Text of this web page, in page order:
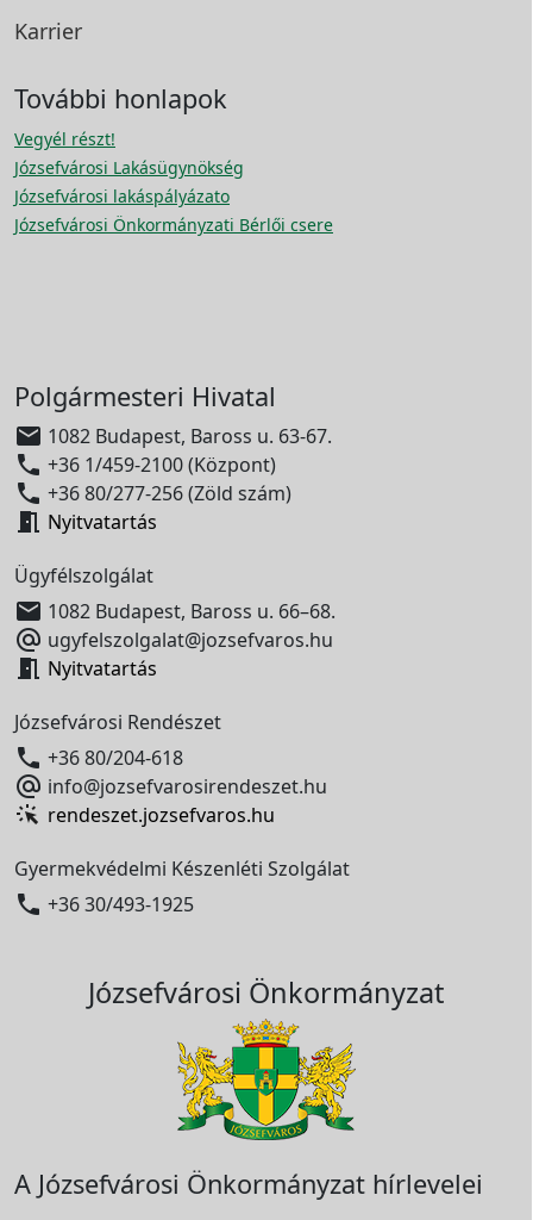
Karrier
További honlapok
Vegyél részt!
Józsefvárosi Lakásügynökség
Józsefvárosi lakáspályázato
Józsefvárosi Önkormányzati Bérlői csere
Polgármesteri Hivatal
 1082 Budapest, Baross u. 63-67.
 +36 1/459-2100 (Központ)
 +36 80/277-256 (Zöld szám)
 Nyitvatartás
Ügyfélszolgálat
 1082 Budapest, Baross u. 66–68.
 ugyfelszolgalat@jozsefvaros.hu
 Nyitvatartás
Józsefvárosi Rendészet
 +36 80/204-618
 info@jozsefvarosirendeszet.hu
rendeszet.jozsefvaros.hu
Gyermekvédelmi Készenléti Szolgálat
 +36 30/493-1925
Józsefvárosi Önkormányzat
A Józsefvárosi Önkormányzat hírlevelei